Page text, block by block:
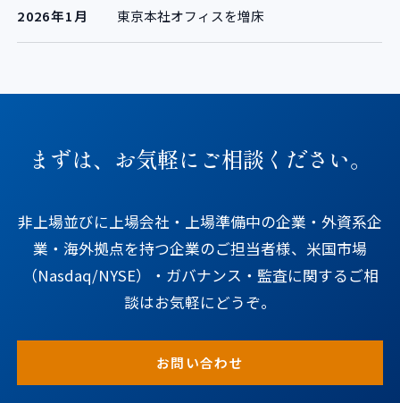
2026年1月 東京本社オフィスを増床
まずは、お気軽にご相談ください。
非上場並びに上場会社・上場準備中の企業・外資系企
業・海外拠点を持つ企業のご担当者様、米国市場
（Nasdaq/NYSE）・ガバナンス・監査に関するご相
談はお気軽にどうぞ。
お問い合わせ